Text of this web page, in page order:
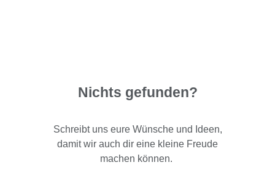
Nichts gefunden?
Schreibt uns eure Wünsche und Ideen,
damit wir auch dir eine kleine Freude
machen können.